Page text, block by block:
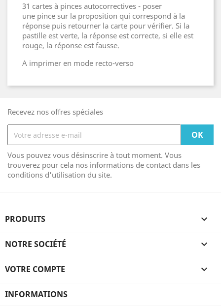
31 cartes à pinces autocorrectives - poser
une pince sur la proposition qui correspond à la
réponse puis retourner la carte pour vérifier. Si la
pastille est verte, la réponse est correcte, si elle est
rouge, la réponse est fausse.
A imprimer en mode recto-verso
Recevez nos offres spéciales
Vous pouvez vous désinscrire à tout moment. Vous
trouverez pour cela nos informations de contact dans les
conditions d'utilisation du site.
PRODUITS 
NOTRE SOCIÉTÉ 
VOTRE COMPTE 
INFORMATIONS